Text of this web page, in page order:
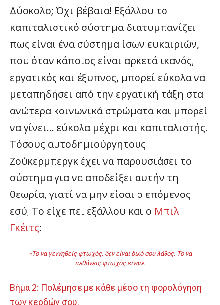
Δύσκολο; Όχι βέβαια! Εξάλλου το
καπιταλιστικό σύστημα διατυμπανίζει
πως είναι ένα σύστημα ίσων ευκαιριών,
που όταν κάποιος είναι αρκετά ικανός,
εργατικός και έξυπνος, μπορεί εύκολα να
μεταπηδήσει από την εργατική τάξη στα
ανώτερα κοινωνικά στρώματα και μπορεί
να γίνει… εύκολα μέχρι και καπιταλιστής.
Τόσους αυτοδημιούργητους
Ζούκερμπεργκ έχει να παρουσιάσει το
σύστημα για να αποδείξει αυτήν τη
θεωρία, γιατί να μην είσαι ο επόμενος
εσύ; Το είχε πει εξάλλου και ο Μπιλ
Γκέιτς:
«Το να γεννηθείς φτωχός, δεν είναι δικό σου λάθος. Το να
πεθάνεις φτωχός είναι».
Βήμα 2: Πολέμησε με κάθε μέσο τη φορολόγηση
των κερδών σου.